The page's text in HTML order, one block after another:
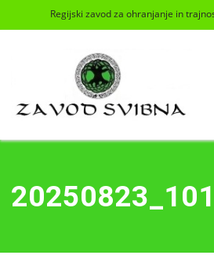
Regijski zavod za ohranjanje in